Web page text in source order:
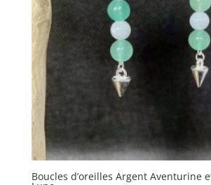
Boucles d’oreilles Argent Aventurine